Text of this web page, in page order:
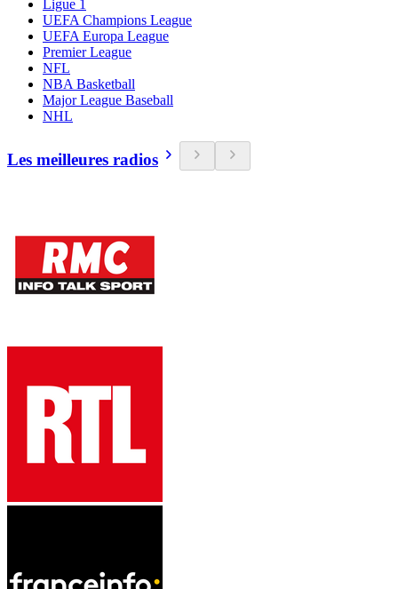
Ligue 1
UEFA Champions League
UEFA Europa League
Premier League
NFL
NBA Basketball
Major League Baseball
NHL
Les meilleures radios